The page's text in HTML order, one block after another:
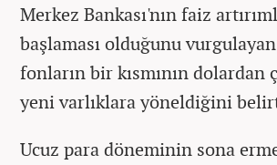
Merkez Bankası'nın faiz
başlaması olduğunu
fonların bir kısmının dolardan
yeni varlıklara yöneldiğini
Ucuz para döneminin sona